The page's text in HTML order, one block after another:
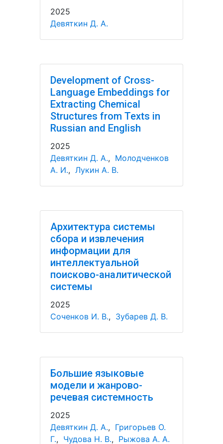
2025
Девяткин Д. А.
Development of Cross-
Language Embeddings for
Extracting Chemical
Structures from Texts in
Russian and English
2025
Девяткин Д. А., Молодченков
А. И., Лукин А. В.
Архитектура системы
сбора и извлечения
информации для
интеллектуальной
поисково-аналитической
системы
2025
Соченков И. В., Зубарев Д. В.
Большие языковые
модели и жанрово-
речевая системность
2025
Девяткин Д. А., Григорьев О.
Г., Чудова Н. В., Рыжова А. А.